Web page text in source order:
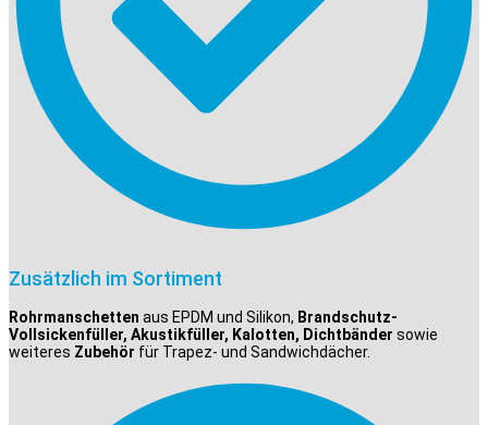
Zusätzlich im Sortiment
Rohrmanschetten aus EPDM und Silikon, Brandschutz-
Vollsickenfüller, Akustikfüller, Kalotten, Dichtbänder sowie
weiteres Zubehör für Trapez- und Sandwichdächer.